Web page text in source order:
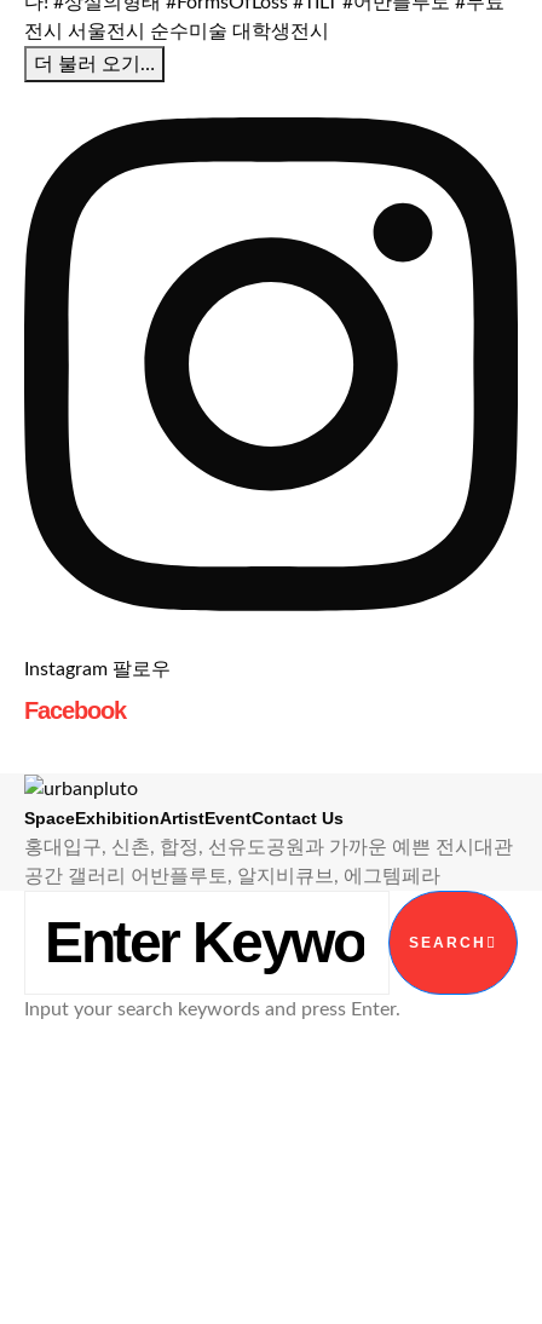
더 불러 오기…
Instagram 팔로우
Facebook
SpaceExhibitionArtistEventContact Us
홍대입구, 신촌, 합정, 선유도공원과 가까운 예쁜 전시대관
공간 갤러리 어반플루토, 알지비큐브, 에그템페라
SEARCH
Input your search keywords and press Enter.